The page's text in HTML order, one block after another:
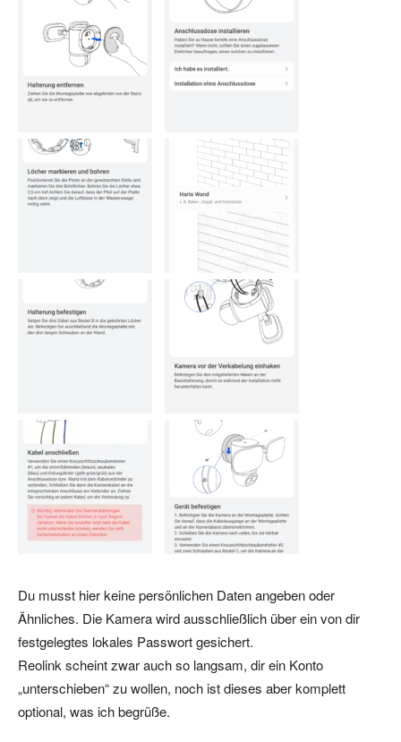
Du musst hier keine persönlichen Daten angeben oder
Ähnliches. Die Kamera wird ausschließlich über ein von dir
festgelegtes lokales Passwort gesichert.
Reolink scheint zwar auch so langsam, dir ein Konto
„unterschieben“ zu wollen, noch ist dieses aber komplett
optional, was ich begrüße.